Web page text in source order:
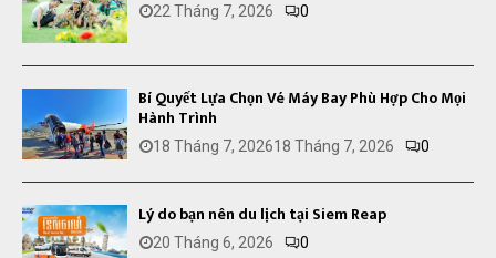
22 Tháng 7, 2026 0
Bí Quyết Lựa Chọn Vé Máy Bay Phù Hợp Cho Mọi
Hành Trình
18 Tháng 7, 202618 Tháng 7, 2026 0
Lý do bạn nên du lịch tại Siem Reap
20 Tháng 6, 2026 0